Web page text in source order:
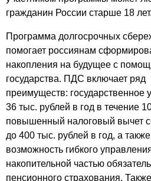
гражданин России старше 18 лет.
Программа долгосрочных
помогает россиянам
накопления на будущее с
государства. ПДС включает ряд
преимуществ: государственное
36 тыс. рублей в год в течение
повышенный налоговый вычет
до 400 тыс. рублей в год, а также
возможность гибкого
накопительной частью
пенсионного страхования. Также